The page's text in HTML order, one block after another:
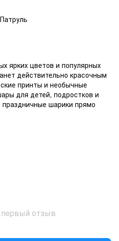
ярких цветов и популярных
действительно красочным
принты и необычные
для детей, подростков и
шарики прямо
отзыв